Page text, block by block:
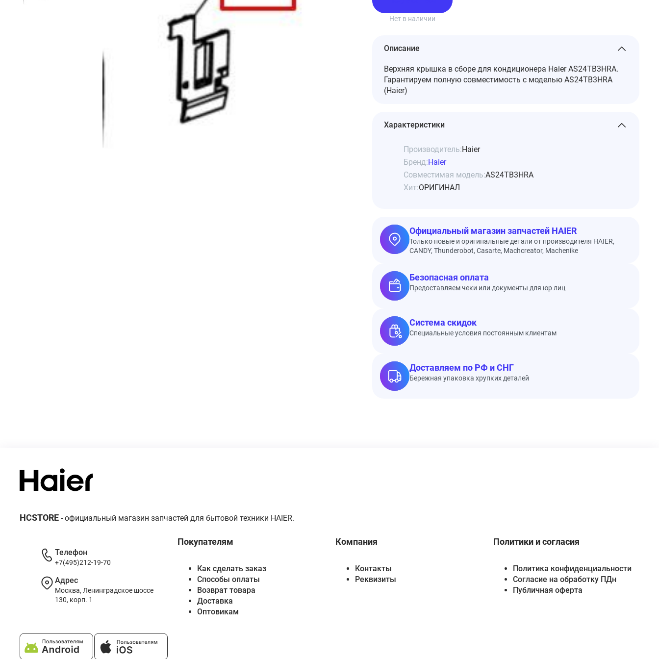
Нет в наличии
Описание
Верхняя крышка в сборе для кондиционера Haier AS24TB3HRA.
Гарантируем полную совместимость с моделью AS24TB3HRA
(Haier)
Характеристики
Производитель:Haier
Бренд:Haier
Совместимая модель:AS24TB3HRA
Хит:ОРИГИНАЛ
Официальный магазин запчастей HAIER
Только новые и оригинальные детали от производителя HAIER,
CANDY, Thunderobot, Casarte, Machcreator, Machenike
Безопасная оплата
Предоставляем чеки или документы для юр лиц
Система скидок
Специальные условия постоянным клиентам
Доставляем по РФ и СНГ
Бережная упаковка хрупких деталей
HCSTORE - официальный магазин запчастей для бытовой техники HAIER.
Покупателям
Как сделать заказ
Способы оплаты
Возврат товара
Доставка
Оптовикам
Компания
Контакты
Реквизиты
Политики и согласия
Политика конфиденциальности
Согласие на обработку ПДн
Публичная оферта
Телефон
+7(495)212-19-70
Адрес
Москва, Ленинградское шоссе
130, корп. 1